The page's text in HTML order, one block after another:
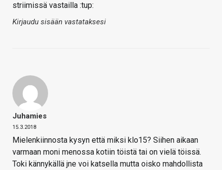
striimissä vastailla :tup:
Kirjaudu sisään vastataksesi
Juhamies
15.3.2018
Mielenkiinnosta kysyn että miksi klo15? Siihen aikaan
varmaan moni menossa kotiin töistä tai on vielä töissä.
Toki kännykällä jne voi katsella mutta oisko mahdollista